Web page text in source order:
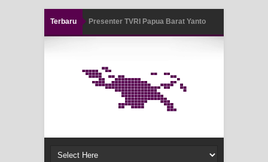
Terbaru Air Terjun Memti Pesona Tersembunyi
Pencarian Hari Keenam Korban
Hanyut di Air Terjun Memti Belum